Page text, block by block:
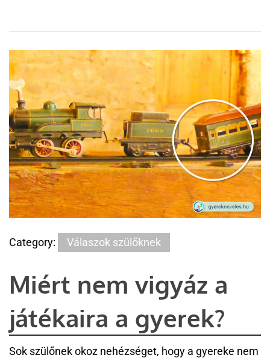
Category: Válaszok szülőknek
Miért nem vigyáz a
játékaira a gyerek?
Sok szülőnek okoz nehézséget, hogy a gyereke nem